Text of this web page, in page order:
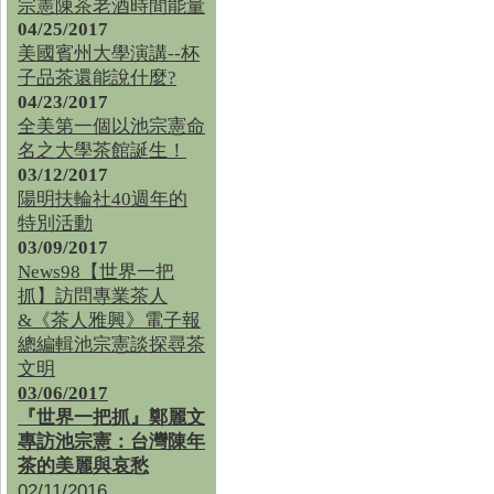
宗憲陳茶老酒時間能量
04/25/2017
美國賓州大學演講--杯
子品茶還能說什麼?
04/23/2017
全美第一個以池宗憲命
名之大學茶館誕生！
03/12/2017
陽明扶輪社40週年的
特別活動
03/09/2017
News98【世界一把
抓】訪問專業茶人
&《茶人雅興》電子報
總編輯池宗憲談探尋茶
文明
03/06/2017
『世界一把抓』鄭麗文
專訪池宗憲：台灣陳年
茶的美麗與哀愁